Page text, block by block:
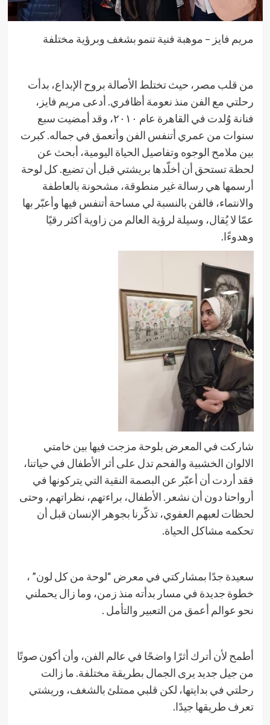
مريم فايز – موهبة فنية تنمو بشغف وبرؤية مختلفة
من قلب مصر، حيث تختلط الأصالة بروح الإبداع، بدأت
رحلتي مع الفن منذ نعومة أظافري. أدعى مريم فايز،
فنانة وُلدت في القاهرة عام ٢٠١٠، وقد أمضيت سبع
سنوات من عمري أتنفس الفن وأتعمق في جماله. كبرت
بين ملامح الوجوه وتفاصيل الحياة اليومية، أبحث عن
لحظة تستحق أن أخلّدها بريشتي قبل أن تضيع. كل لوحة
أرسمها هي رسالة غير منطوقة، مشحونة بالعاطفة
والانتماء، فالفن بالنسبة لي مساحة أتنفس فيها وأعبّر بها
عمّا لا يُقال، وسيلة لرؤية العالم من زاوية أكثر رقيًا
وهدوءًا.
شاركت في المعرض بلوحة مزجت فيها بين خامتي
الالوان الخشبية والفحم تدل على أثر الأطفال في حياتنا،
فقد أردت أن أعبّر عن البصمة النقية التي يتركونها في
أرواحنا دون أن نشعر. الأطفال، براءتهم، نظراتهم، وحتى
لحظات لعبهم العفوي، تذكّرنا بجوهر الإنسان قبل أن
تحكمه مشاكل الحياة.
سعيدة جدًا بمشاركتي في معرض “لوحة من كل لون” ،
خطوة جديدة في مسار بدأته منذ زمن، وما زال يحملني
نحو عوالم أعمق من التعبير والتأمل .
أطمح لأن أترك أثرًا واضحًا في عالم الفن، وأن أكون صوتًا
من جيل جديد يرى الجمال بطريقة مختلفة. ما زالت
رحلتي في بدايتها، لكن قلبي ممتلئ بالشغف، وريشتي
تعرف طريقها جيدًا.